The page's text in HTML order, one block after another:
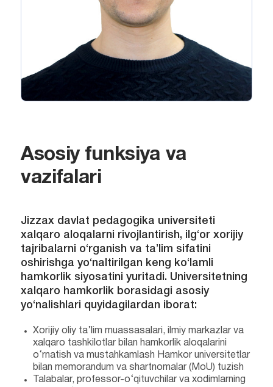
Asosiy funksiya va
vazifalari
Jizzax davlat pedagogika universiteti
xalqaro aloqalarni rivojlantirish, ilg‘or xorijiy
tajribalarni o‘rganish va ta’lim sifatini
oshirishga yo‘naltirilgan keng ko‘lamli
hamkorlik siyosatini yuritadi. Universitetning
xalqaro hamkorlik borasidagi asosiy
yo‘nalishlari quyidagilardan iborat:
Xorijiy oliy ta’lim muassasalari, ilmiy markazlar va
xalqaro tashkilotlar bilan hamkorlik aloqalarini
o‘rnatish va mustahkamlash Hamkor universitetlar
bilan memorandum va shartnomalar (MoU) tuzish
Talabalar, professor-o‘qituvchilar va xodimlarning